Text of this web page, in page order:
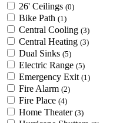
26' Ceilings (0)
Bike Path (1)
Central Cooling (3)
Central Heating (3)
Dual Sinks (5)
Electric Range (5)
Emergency Exit (1)
Fire Alarm (2)
Fire Place (4)
Home Theater (3)